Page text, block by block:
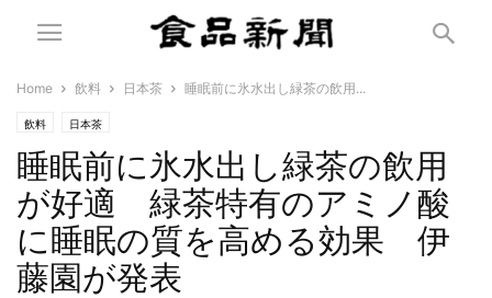
Home 飲料 日本茶 睡眠前に氷水出し緑茶の飲用...
飲料 日本茶
睡眠前に氷水出し緑茶の飲用
が好適 緑茶特有のアミノ酸
に睡眠の質を高める効果 伊
藤園が発表